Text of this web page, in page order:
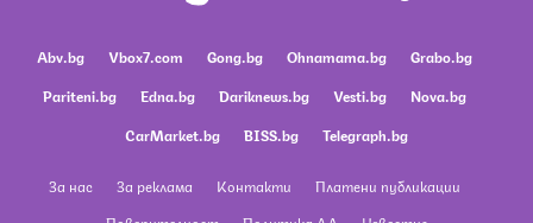
Abv.bg Vbox7.com Gong.bg Ohnamama.bg
Grabo.bg
Pariteni.bg
Edna.bg Dariknews.bg Vesti.bg
Nova.bg
CarMarket.bg
BISS.bg Telegraph.bg
За нас За реклама Контакти
Платени публикации